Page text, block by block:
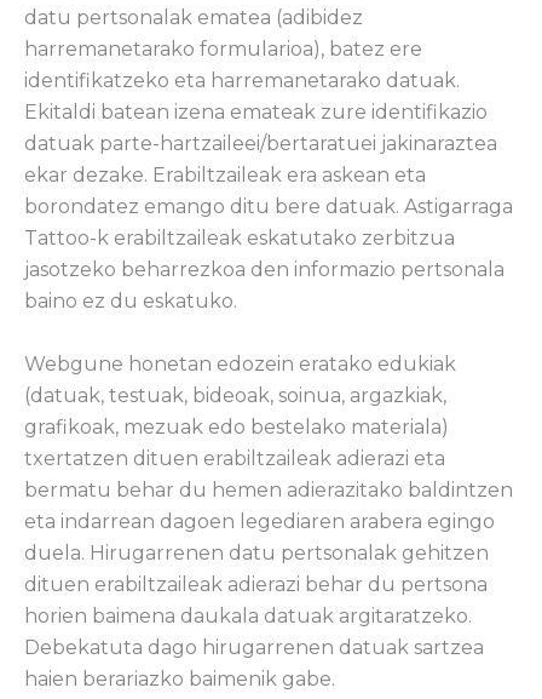
datu pertsonalak ematea (adibidez
harremanetarako formularioa), batez ere
identifikatzeko eta harremanetarako datuak.
Ekitaldi batean izena emateak zure identifikazio
datuak parte-hartzaileei/bertaratuei jakinaraztea
ekar dezake. Erabiltzaileak era askean eta
borondatez emango ditu bere datuak. Astigarraga
Tattoo-k erabiltzaileak eskatutako zerbitzua
jasotzeko beharrezkoa den informazio pertsonala
baino ez du eskatuko.
Webgune honetan edozein eratako edukiak
(datuak, testuak, bideoak, soinua, argazkiak,
grafikoak, mezuak edo bestelako materiala)
txertatzen dituen erabiltzaileak adierazi eta
bermatu behar du hemen adierazitako baldintzen
eta indarrean dagoen legediaren arabera egingo
duela. Hirugarrenen datu pertsonalak gehitzen
dituen erabiltzaileak adierazi behar du pertsona
horien baimena daukala datuak argitaratzeko.
Debekatuta dago hirugarrenen datuak sartzea
haien berariazko baimenik gabe.